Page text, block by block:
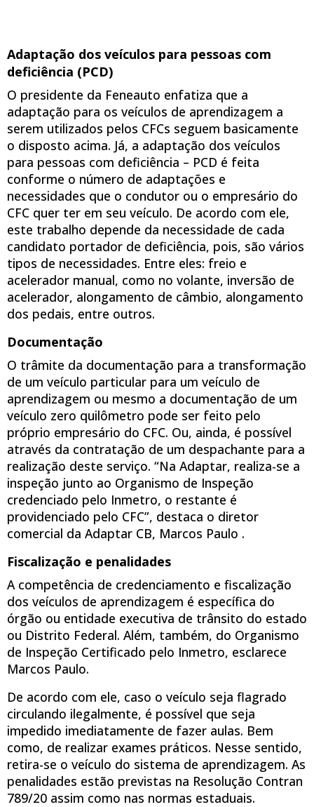
Adaptação dos veículos para pessoas com
deficiência (PCD)
O presidente da Feneauto enfatiza que a
adaptação para os veículos de aprendizagem a
serem utilizados pelos CFCs seguem basicamente
o disposto acima. Já, a adaptação dos veículos
para pessoas com deficiência – PCD é feita
conforme o número de adaptações e
necessidades que o condutor ou o empresário do
CFC quer ter em seu veículo. De acordo com ele,
este trabalho depende da necessidade de cada
candidato portador de deficiência, pois, são vários
tipos de necessidades. Entre eles: freio e
acelerador manual, como no volante, inversão de
acelerador, alongamento de câmbio, alongamento
dos pedais, entre outros.
Documentação
O trâmite da documentação para a transformação
de um veículo particular para um veículo de
aprendizagem ou mesmo a documentação de um
veículo zero quilômetro pode ser feito pelo
próprio empresário do CFC. Ou, ainda, é possível
através da contratação de um despachante para a
realização deste serviço. “Na Adaptar, realiza-se a
inspeção junto ao Organismo de Inspeção
credenciado pelo Inmetro, o restante é
providenciado pelo CFC”, destaca o diretor
comercial da Adaptar CB, Marcos Paulo .
Fiscalização e penalidades
A competência de credenciamento e fiscalização
dos veículos de aprendizagem é específica do
órgão ou entidade executiva de trânsito do estado
ou Distrito Federal. Além, também, do Organismo
de Inspeção Certificado pelo Inmetro, esclarece
Marcos Paulo.
De acordo com ele, caso o veículo seja flagrado
circulando ilegalmente, é possível que seja
impedido imediatamente de fazer aulas. Bem
como, de realizar exames práticos. Nesse sentido,
retira-se o veículo do sistema de aprendizagem. As
penalidades estão previstas na Resolução Contran
789/20 assim como nas normas estaduais.